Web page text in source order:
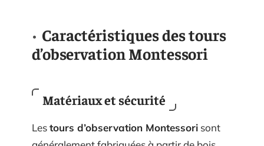
Caractéristiques des tours
d’observation Montessori
Matériaux et sécurité
Lestours d’observation Montessori sont